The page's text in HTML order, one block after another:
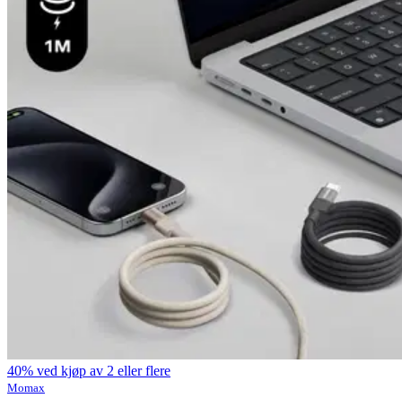
40% ved kjøp av 2 eller flere
Momax